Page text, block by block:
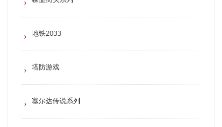
地铁2033
塔防游戏
塞尔达传说系列